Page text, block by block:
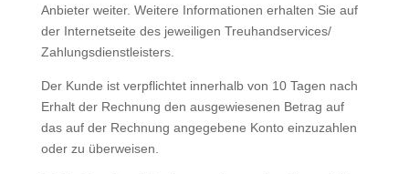
Anbieter weiter. Weitere Informationen erhalten Sie auf
der Internetseite des jeweiligen Treuhandservices/
Zahlungsdienstleisters.
Der Kunde ist verpflichtet innerhalb von 10 Tagen nach
Erhalt der Rechnung den ausgewiesenen Betrag auf
das auf der Rechnung angegebene Konto einzuzahlen
oder zu überweisen.